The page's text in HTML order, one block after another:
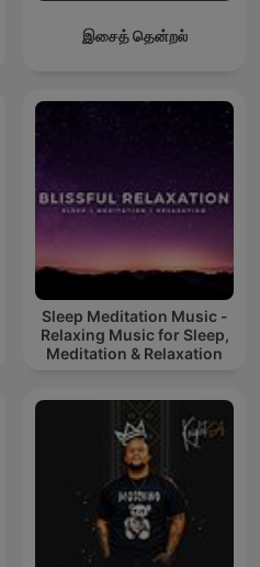
இசைத் தென்றல்
Sleep Meditation Music -
Relaxing Music for Sleep,
Meditation & Relaxation